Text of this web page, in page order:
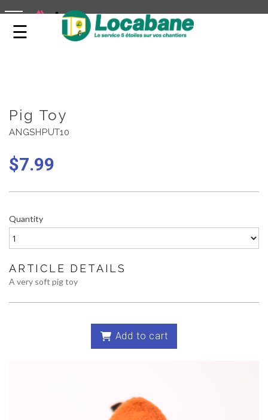
toggle navigation
LOCATION DE CABANES DE CHANTIER
Pig Toy
ANGSHPUT10
$7.99
Quantity
ARTICLE DETAILS
A very soft pig toy
Add to cart